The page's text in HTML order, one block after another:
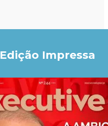
Edição Impressa